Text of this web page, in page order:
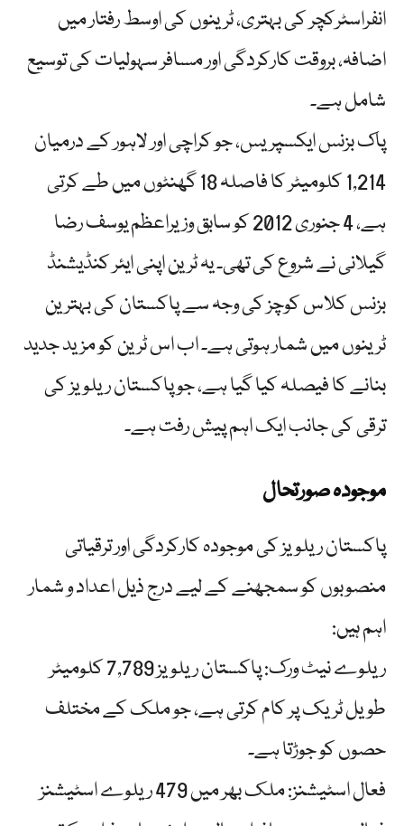
انفراسٹرکچر کی بہتری، ٹرینوں کی اوسط رفتار میں
اضافہ، بروقت کارکردگی اور مسافر سہولیات کی توسیع
شامل ہے۔
پاک بزنس ایکسپریس، جو کراچی اور لاہور کے درمیان
1,214 کلومیٹر کا فاصلہ 18 گھنٹوں میں طے کرتی
ہے، 4 جنوری 2012 کو سابق وزیراعظم یوسف رضا
گیلانی نے شروع کی تھی۔ یہ ٹرین اپنی ایئر کنڈیشنڈ
بزنس کلاس کوچز کی وجہ سے پاکستان کی بہترین
ٹرینوں میں شمار ہوتی ہے۔ اب اس ٹرین کو مزید جدید
بنانے کا فیصلہ کیا گیا ہے، جو پاکستان ریلویز کی
ترقی کی جانب ایک اہم پیش رفت ہے۔
موجودہ صورتحال
پاکستان ریلویز کی موجودہ کارکردگی اور ترقیاتی
منصوبوں کو سمجھنے کے لیے درج ذیل اعداد و شمار
اہم ہیں:
ریلوے نیٹ ورک: پاکستان ریلویز 7,789 کلومیٹر
طویل ٹریک پر کام کرتی ہے، جو ملک کے مختلف
حصوں کو جوڑتا ہے۔
فعال اسٹیشنز: ملک بھر میں 479 ریلوے اسٹیشنز